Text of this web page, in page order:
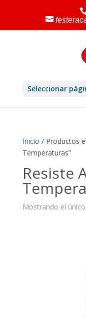
Seleccionar
Inicio / Productos
Temperaturas”
Resiste
Mostrando el